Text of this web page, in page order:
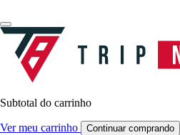
Subtotal do carrinho
Ver meu carrinho Continuar comprando